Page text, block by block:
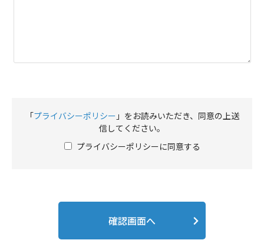
「プライバシーポリシー 」をお読みいただき、同意の上送
信してください。
プライバシーポリシーに同意する
確認画面へ